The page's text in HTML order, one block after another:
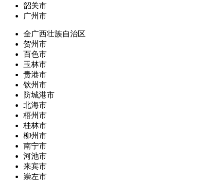
韶关市
广州市
全广西壮族自治区
贺州市
百色市
玉林市
贵港市
钦州市
防城港市
北海市
梧州市
桂林市
柳州市
南宁市
河池市
来宾市
崇左市